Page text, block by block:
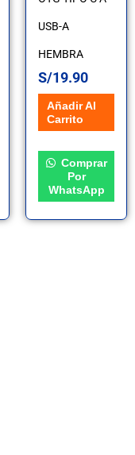
USB-A
HEMBRA
S/19.90
Añadir Al
Carrito
Comprar
Por
WhatsApp